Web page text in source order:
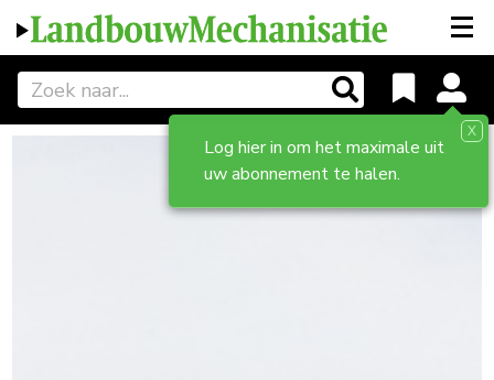
Log hier in om het maximale uit
uw abonnement te halen.
X